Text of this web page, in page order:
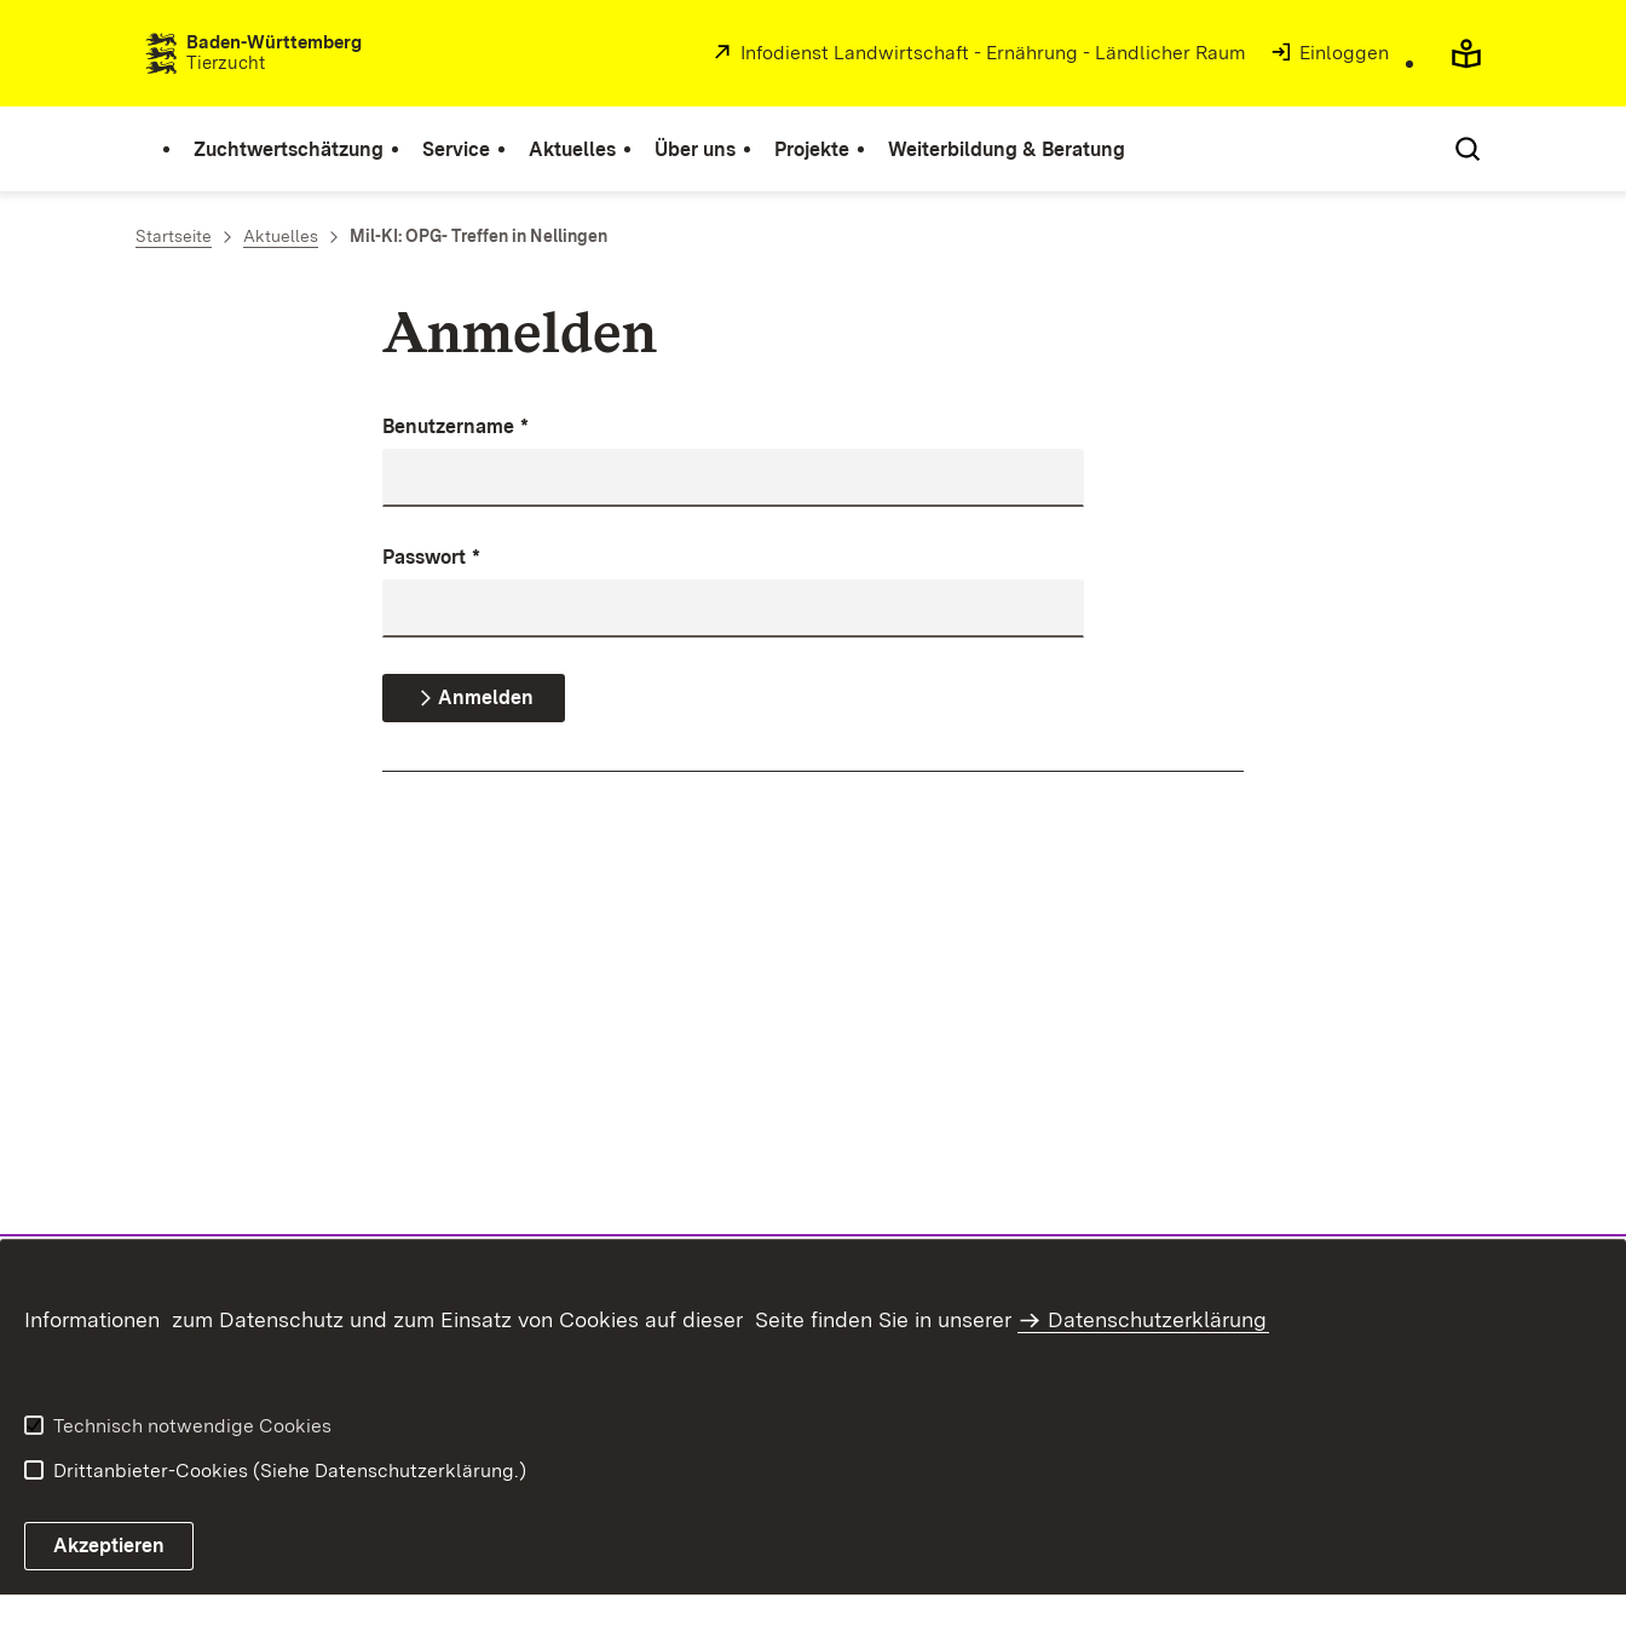
Zum Inhalt springenBaden-Württemberg
Tierzucht
Extern:
Infodienst Landwirtschaft - Ernährung - Ländlicher Raum (Öffnet in neuem Fenster)
Einloggen
Zuchtwertschätzung Service Aktuelles Über uns Projekte Weiterbildung & Beratung
Startseite Aktuelles Mil-KI: OPG- Treffen in Nellingen
Anmelden
Benutzername *
Passwort *
Anmelden
Informationen zum Datenschutz und zum Einsatz von Cookies auf dieser Seite finden Sie in unserer Datenschutzerklärung
Technisch notwendige Cookies
Drittanbieter-Cookies (Siehe Datenschutzerklärung.)
Akzeptieren